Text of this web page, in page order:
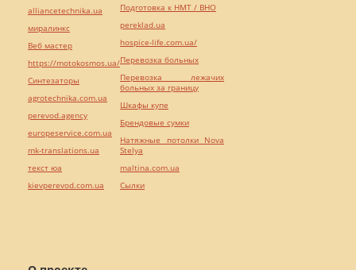
alliancetechnika.ua
миралинкс
Веб мастер
https://motokosmos.ua/
Синтезаторы
agrotechnika.com.ua
perevod.agency
europeservice.com.ua
mk-translations.ua
текст юа
kievperevod.com.ua
Подготовка к НМТ / ВНО
pereklad.ua
hospice-life.com.ua/
Перевозка больных
Перевозка лежачих
больных за границу
Шкафы купе
Брендовые сумки
Натяжные потолки Nova
Stelya
maltina.com.ua
Cылки